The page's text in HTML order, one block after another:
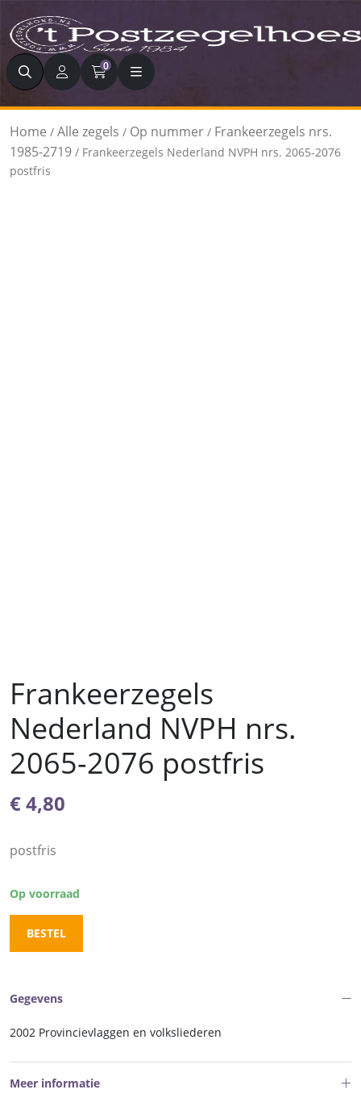
Zoeken 0
Home / Alle zegels / Op nummer / Frankeerzegels nrs.
1985-2719 / Frankeerzegels Nederland NVPH nrs. 2065-2076
postfris
Frankeerzegels
Nederland NVPH nrs.
2065-2076 postfris
€4,80
postfris
Op voorraad
BESTEL
Gegevens
2002 Provincievlaggen en volksliederen
Meer informatie